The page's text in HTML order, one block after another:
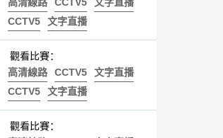
CCTV5
文字直播
觀看比賽：
高清線路
CCTV5
文字直播
CCTV5
文字直播
觀看比賽：